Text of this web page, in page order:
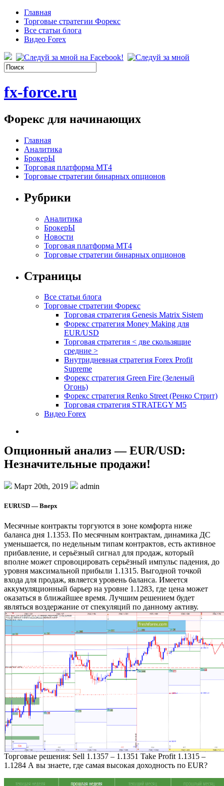
Главная
Торговые стратегии Форекс
Все статьи блога
Видео Forex
fx-force.ru
Форекс для начинающих
Главная
Аналитика
БрокерЫ
Торговая платформа МТ4
Торговые стратегии бинарных опционов
Рубрики
Аналитика
БрокерЫ
Новости
Торговая платформа МТ4
Торговые стратегии бинарных опционов
Страницы
Все статьи блога
Торговые стратегии Форекс
Торговая стратегия Genesis Matrix Sistem
Форекс стратегия Money Making для
EUR/USD
Торговая стратегия < две скользящие
средние >
Внутридневная стратегия Forex Profit
Supreme
Форекс стратегия Green Fire (Зеленый
Огонь)
Форекс стратегия Renko Street (Ренко Стрит)
Торговая стратегия STRATEGY M5
Видео Forex
Опционный анализ — EUR/USD:
Незначительные продажи!
Март 20th, 2019 admin
EURUSD — Вверх
Месячные контракты торгуются в зоне комфорта ниже
баланса дня 1.1353. По месячным контрактам, динамика ДС
уменьшается, по недельным типам контрактов, есть активное
прибавление, и серьёзный сигнал для продаж, который
вполне может спровоцировать серьёзный импульс падения, до
уровня максимальной прибыли 1.1315. Выгодной точкой
входа для продаж, является уровень баланса. Имеется
аккумуляционный барьер на уровне 1.1283, где цена может
оказаться в ближайшее время. Лучшим решением будет
являться воздержание от спекуляций по данному активу.
Торговые решения: Sell 1.1357 – 1.1351 Take Profit 1.1315 –
1.1284 А вы знаете, где самая высокая доходность по EUR?